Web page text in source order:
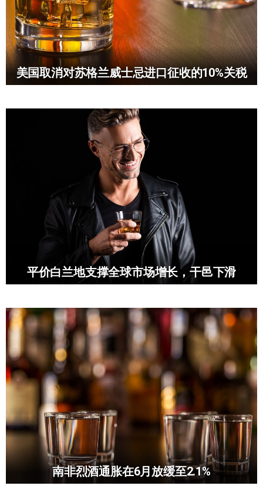
美国取消对苏格兰威士忌进口征收的10%关税
平价白兰地支撑全球市场增长，干邑下滑
南非烈酒通胀在6月放缓至2.1%